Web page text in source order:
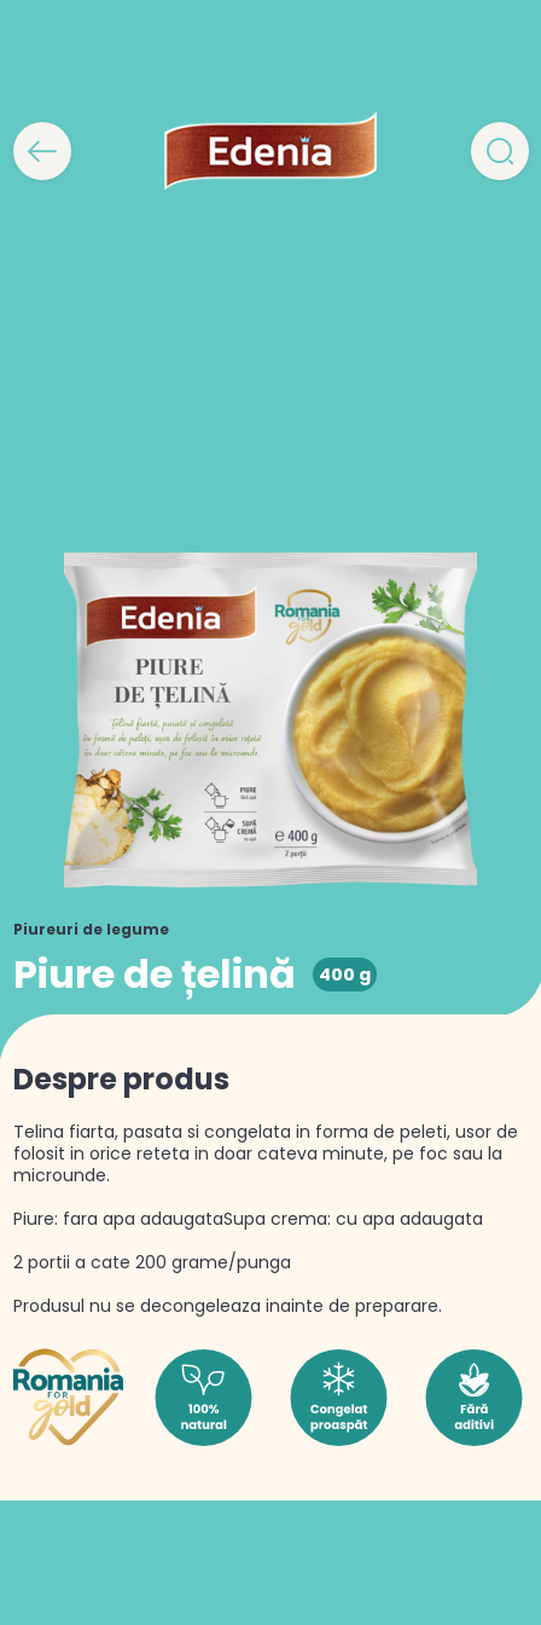
Piureuri de legume
Piure de țelină 400 g
Despre produs
Telina fiarta, pasata si congelata in forma de peleti, usor de
folosit in orice reteta in doar cateva minute, pe foc sau la
microunde.
Piure: fara apa adaugataSupa crema: cu apa adaugata
2 portii a cate 200 grame/punga
Produsul nu se decongeleaza inainte de preparare.